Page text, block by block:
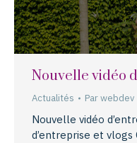
Nouvelle vidéo
Actualités Parwebdev
Nouvelle vidéo
d’entreprise et